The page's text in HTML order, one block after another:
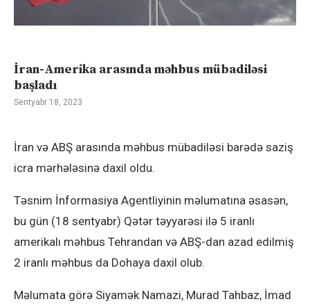
İran-Amerika arasında məhbus mübadiləsi
başladı
Sentyabr 18, 2023
İran və ABŞ arasında məhbus mübadiləsi barədə saziş
icra mərhələsinə daxil oldu.
Təsnim İnformasiya Agentliyinin məlumatına əsasən,
bu gün (18 sentyabr) Qətər təyyarəsi ilə 5 iranlı
amerikalı məhbus Tehrandan və ABŞ-dan azad edilmiş
2 iranlı məhbus da Dohaya daxil olub.
Məlumata görə Siyamək Namazi, Murad Tahbaz, İmad